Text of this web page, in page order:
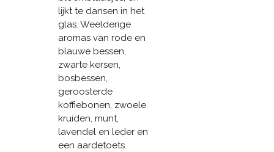
lijkt te dansen in het
glas. Weelderige
aromas van rode en
blauwe bessen,
zwarte kersen,
bosbessen,
geroosterde
koffiebonen, zwoele
kruiden, munt,
lavendel en leder en
een aardetoets.